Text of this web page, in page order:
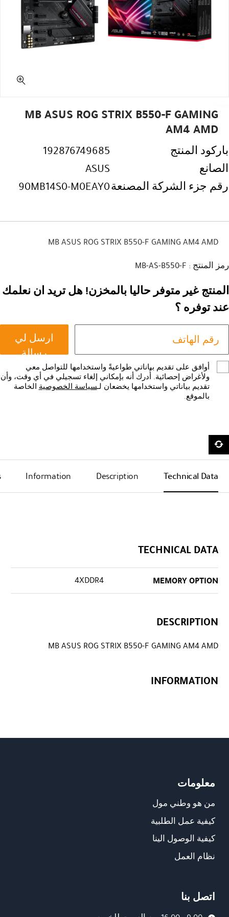
MB ASUS ROG STRIX B550-F GAMING
AM4 AMD
باركود المنتج
192876749685
الصانع
ASUS
رقم جزء الشركة المصنعة90MB14S0-M0EAY0
MB ASUS ROG STRIX B550-F GAMING AM4 AMD
رمز المنتج : MB-AS-B550-F
المنتج غير متوفر حاليا بالمخزن! هل تريد ان نعلمك
عند توفره ؟
ارسل لي
رسالة
أوافق على تقديم بياناتي طواعيةً واستخدامها للتواصل معي
ولأغراض إحصائية. أُدرك أنه بإمكاني إلغاء تسجيلي في أي وقت، وأن
تقديم بياناتي واستخدامها يخضعان لـسياسة الخصوصية الخاصة
بالموقع.
Technical Data
Description
Information
TECHNICAL DATA
MEMORY OPTION
4XDDR4
DESCRIPTION
MB ASUS ROG STRIX B550-F GAMING AM4 AMD
INFORMATION
معلومات
من هو وطني مول
كيفية عمل الطلبية
كيفية الوصول الينا
نظام العمل
اتصل بنا